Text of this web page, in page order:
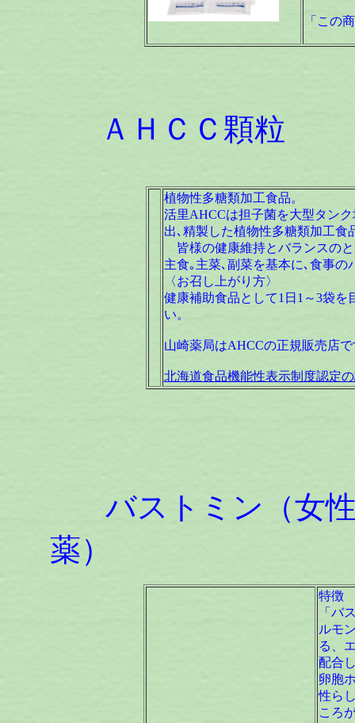
「この
ＡＨＣＣ顆
植物性多糖類加工食品。
活里AHCCは担子菌を大型タン
出､精製した植物性多糖類加工食
皆様の健康維持とバランスの
主食｡主菜､副菜を基本に､食事の
〈お召し上がり方〉
健康補助食品として1日1～3袋
い。
山崎薬局はAHCCの正規販売店で
北海道食品機能性表示制度認定
バストミン（女
薬） [指
特徴
「バ
ルモ
る、
配合
卵胞
性ら
ころ